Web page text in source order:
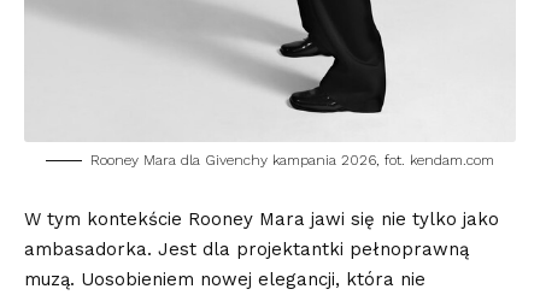
Rooney Mara dla Givenchy kampania 2026, fot. kendam.com
W tym kontekście Rooney Mara jawi się nie tylko jako
ambasadorka. Jest dla projektantki pełnoprawną
muzą. Uosobieniem nowej elegancji, która nie